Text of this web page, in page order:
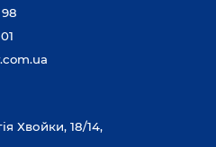
Хвойки, 18/14,